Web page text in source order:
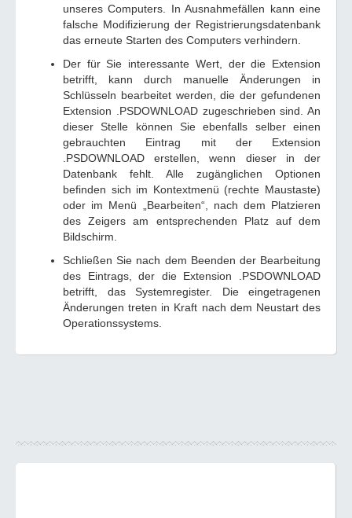
unseres Computers. In Ausnahmefällen kann eine
falsche Modifizierung der Registrierungsdatenbank
das erneute Starten des Computers verhindern.
Der für Sie interessante Wert, der die Extension
betrifft, kann durch manuelle Änderungen in
Schlüsseln bearbeitet werden, die der gefundenen
Extension .PSDOWNLOAD zugeschrieben sind. An
dieser Stelle können Sie ebenfalls selber einen
gebrauchten Eintrag mit der Extension
.PSDOWNLOAD erstellen, wenn dieser in der
Datenbank fehlt. Alle zugänglichen Optionen
befinden sich im Kontextmenü (rechte Maustaste)
oder im Menü „Bearbeiten“, nach dem Platzieren
des Zeigers am entsprechenden Platz auf dem
Bildschirm.
Schließen Sie nach dem Beenden der Bearbeitung
des Eintrags, der die Extension .PSDOWNLOAD
betrifft, das Systemregister. Die eingetragenen
Änderungen treten in Kraft nach dem Neustart des
Operationssystems.